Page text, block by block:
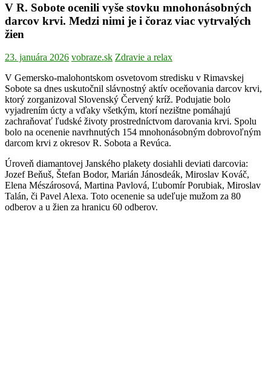
V R. Sobote ocenili vyše stovku mnohonásobných
darcov krvi. Medzi nimi je i čoraz viac vytrvalých
žien
23. januára 2026 vobraze.sk Zdravie a relax
V Gemersko-malohontskom osvetovom stredisku v Rimavskej
Sobote sa dnes uskutočnil slávnostný aktív oceňovania darcov krvi,
ktorý zorganizoval Slovenský Červený kríž. Podujatie bolo
vyjadrením úcty a vďaky všetkým, ktorí nezištne pomáhajú
zachraňovať ľudské životy prostredníctvom darovania krvi. Spolu
bolo na ocenenie navrhnutých 154 mnohonásobným dobrovoľným
darcom krvi z okresov R. Sobota a Revúca.
Úroveň diamantovej Janského plakety dosiahli deviati darcovia:
Jozef Beňuš, Štefan Bodor, Marián Jánosdeák, Miroslav Kováč,
Elena Mészárosová, Martina Pavlová, Ľubomír Porubiak, Miroslav
Talán, či Pavel Alexa. Toto ocenenie sa udeľuje mužom za 80
odberov a u žien za hranicu 60 odberov.